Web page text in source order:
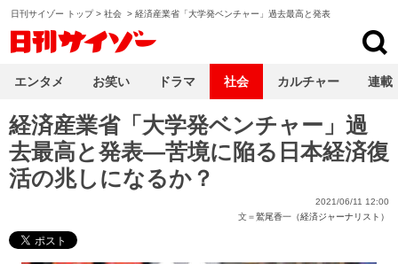
日刊サイゾー トップ> 社会 > 経済産業省「大学発ベンチャー」過去最高と発表
経済産業省「大学発ベンチャー」過
去最高と発表―苦境に陥る日本経済復
活の兆しになるか？
2021/06/11 12:00
文＝鷲尾香一（経済ジャーナリスト）
エンタメ お笑い ドラマ 社会 カルチャー 連載